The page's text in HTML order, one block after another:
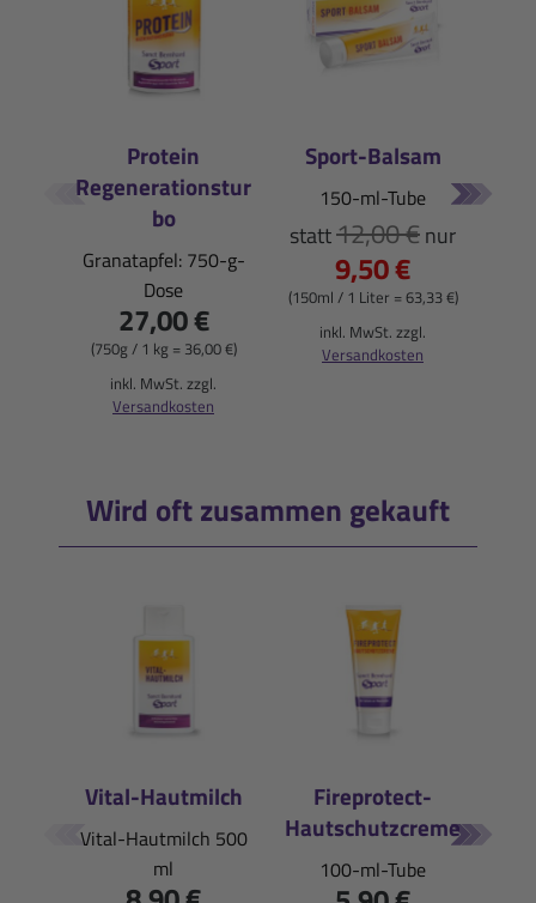
Protein
Regenerationstur
bo
Granatapfel: 750-g-
Dose
27,00 €
(750g / 1 kg = 36,00 €)
inkl. MwSt. zzgl.
Versandkosten
Sport-Balsam
150-ml-Tube
statt12,00 €nur
9,50 €
(150ml / 1 Liter = 63,33 €)
inkl. MwSt. zzgl.
Versandkosten
Wird oft zusammen gekauft
Vital-Hautmilch
Vital-Hautmilch 500
ml
Fireprotect-
Hautschutzcreme
100-ml-Tube